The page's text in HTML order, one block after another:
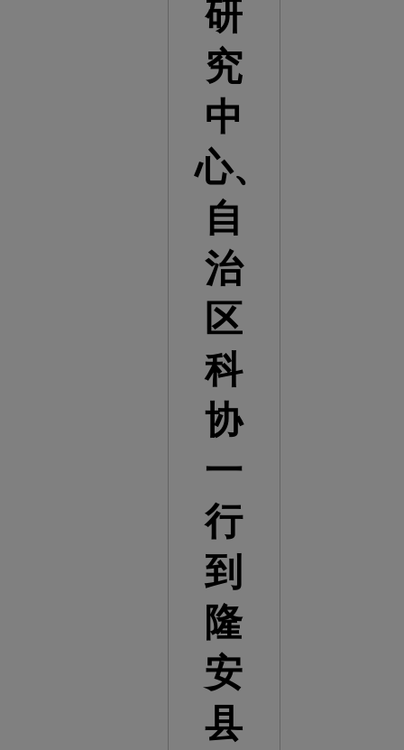
研
究
中
心、
自
治
区
科
协
一
行
到
隆
安
县